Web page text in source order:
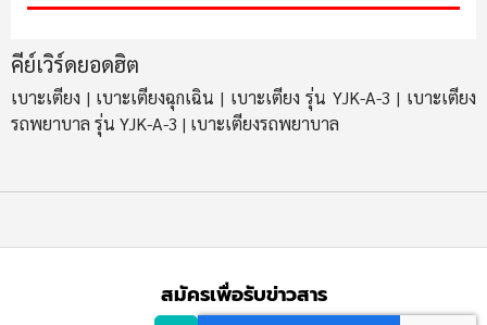
คีย์เวิร์ดยอดฮิต
เบาะเตียง | เบาะเตียงฉุกเฉิน | เบาะเตียง รุ่น YJK-A-3 | เบาะเตียง
รถพยาบาล รุ่น YJK-A-3 | เบาะเตียงรถพยาบาล
สมัครเพื่อรับข่าวสาร